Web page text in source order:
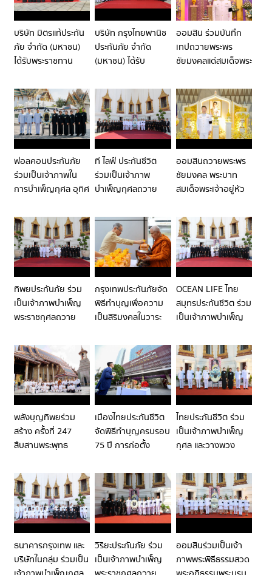
หลวง
พระบรมราชชนนีพันปี
หลวง
บริษัท มิตรแท้ประกัน
ภัย จำกัด (มหาชน)
ได้รับพระราชทาน
ให้ร่วมเป็นเจ้าภาพ
บำเพ็ญกุศลถวาย
พระบรมศพ สมเด็จ
พระนางเจ้าสิริกิติ์
พระบรมราชชนนีพันปี
หลวง
บริษัท กรุงไทยพานิช
ประกันภัย จำกัด
(มหาชน) ได้รับ
ราชานุญาต ให้ร่วม
เป็นเจ้าภาพพระ
พิธีธรรมสวดพระ
อภิธรรมพระบรมศพ
ริกิติ์ พระบรม
ราชินีนาถ พระบรม
ราชชนนีพันปีหลวง
ออมสิน ร่วมบันทึก
เทปถวายพระพร
ชัยมงคลแด่สมเด็จพระ
ราชินี เนื่องในโอกาส
พระราชพิธีมหามงคล
เฉลิมพระชนมพรรษา
4 รอบ
ฟอลคอนประกันภัย
ร่วมเป็นเจ้าภาพใน
การบำเพ็ญกุศล อุทิศ
สมเด็จพระนางเจ้าสิ
ริกิติ์ พระบรม
ราชินีนาถ พระบรม
ราชชนนีพันปีหลวง
ที ไลฟ์ ประกันชีวิต
ร่วมเป็นเจ้าภาพ
บำเพ็ญกุศลถวาย
พระพันปีหลวง
ออมสินถวายพระพร
ชัยมงคล พระบาท
สมเด็จพระเจ้าอยู่หัว
ทิพยประกันภัย ร่วม
เป็นเจ้าภาพบำเพ็ญ
พระราชกุศลถวาย
พระนางเจ้าสิริกิติ์
พระบรมราชินีนาถ
พระบรมราชชนนีพันปี
หลวง
กรุงเทพประกันภัยจัด
พิธีทำบุญเพื่อความ
เป็นสิริมงคลในวาระ
รอบ 79 ปี
OCEAN LIFE ไทย
สมุทรประกันชีวิต ร่วม
เป็นเจ้าภาพบำเพ็ญ
สวดพระอภิธรรม
พระบรมศพ สมเด็จ
พระนางเจ้าสิริกิติ์
พระบรมราชินีนาถ
หลวง
พลังบุญทิพยร่วม
สร้าง ครั้งที่ 247
สืบสานพระพุทธ
แก่แผ่นดินไทย
เมืองไทยประกันชีวิต
จัดพิธีทำบุญครบรอบ
75 ปี การก่อตั้ง
ไทยประกันชีวิต ร่วม
เป็นเจ้าภาพบำเพ็ญ
กุศล และวางพวง
พระบรมศพสมเด็จ
พระนางเจ้าสิริกิติ์
พระบรมราชินีนาถ
พระบรมราชชนนีพันปี
ธนาคารกรุงเทพ และ
บริษัทในกลุ่ม ร่วมเป็น
วิริยะประกันภัย ร่วม
เป็นเจ้าภาพบำเพ็ญ
ออมสินร่วมเป็นเจ้า
ภาพพระพิธีธรรมสวด